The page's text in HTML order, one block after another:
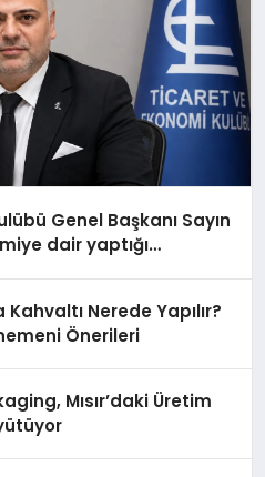
Genel Başkanı Sayın
dair yaptığı
Kahvaltı Nerede Yapılır?
Önerileri
Mısır’daki Üretim